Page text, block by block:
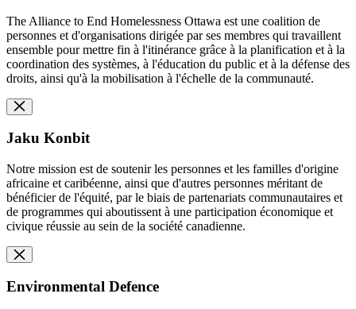
The Alliance to End Homelessness Ottawa est une coalition de
personnes et d'organisations dirigée par ses membres qui travaillent
ensemble pour mettre fin à l'itinérance grâce à la planification et à la
coordination des systèmes, à l'éducation du public et à la défense des
droits, ainsi qu'à la mobilisation à l'échelle de la communauté.
Jaku Konbit
Notre mission est de soutenir les personnes et les familles d'origine
africaine et caribéenne, ainsi que d'autres personnes méritant de
bénéficier de l'équité, par le biais de partenariats communautaires et
de programmes qui aboutissent à une participation économique et
civique réussie au sein de la société canadienne.
Environmental Defence